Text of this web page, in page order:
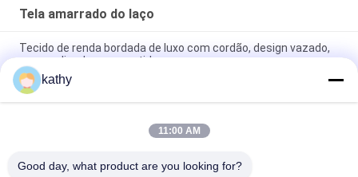
Tela amarrado do laço
Tecido de renda bordada de luxo com cordão, design vazado,
personalizado para vestido
Cord Lace Fabric High Luxary Hollow-up for Elegant Bridal
Wedding Party Women's Dress
Tecido de renda cordada Guipure Tecido de renda para vestido
kathy
11:00 AM
Good day, what product are you looking for?